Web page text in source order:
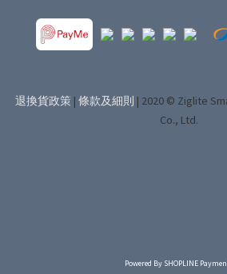
退換貨政策 | 條款及細則 | 2020 © Ziglite
Co., Ltd.
Powered By SHOPLINE